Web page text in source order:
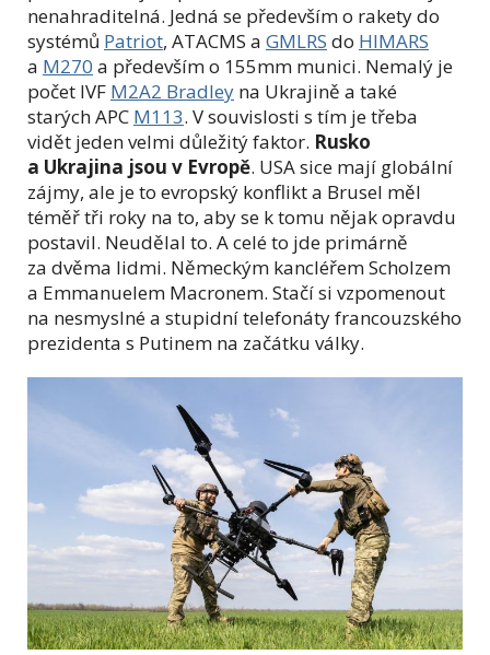
nenahraditelná. Jedná se především o rakety do
systémů Patriot, ATACMS a GMLRS do HIMARS
a M270 a především o 155mm munici. Nemalý je
počet IVF M2A2 Bradley na Ukrajině a také
starých APC M113. V souvislosti s tím je třeba
vidět jeden velmi důležitý faktor. Rusko
a Ukrajina jsou v Evropě. USA sice mají globální
zájmy, ale je to evropský konflikt a Brusel měl
téměř tři roky na to, aby se k tomu nějak opravdu
postavil. Neudělal to. A celé to jde primárně
za dvěma lidmi. Německým kancléřem Scholzem
a Emmanuelem Macronem. Stačí si vzpomenout
na nesmyslné a stupidní telefonáty francouzského
prezidenta s Putinem na začátku války.